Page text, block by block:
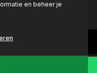
en beheer je